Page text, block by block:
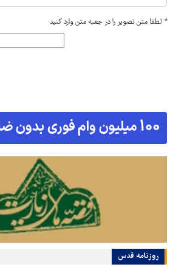
* لطفا متن تصویر را در جعبه متن وارد کنید
روزنامه قدس